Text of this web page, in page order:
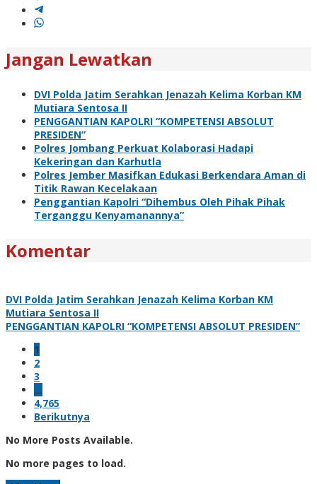
Jangan Lewatkan
DVI Polda Jatim Serahkan Jenazah Kelima Korban KM
Mutiara Sentosa II
PENGGANTIAN KAPOLRI “KOMPETENSI ABSOLUT
PRESIDEN”
Polres Jombang Perkuat Kolaborasi Hadapi
Kekeringan dan Karhutla
Polres Jember Masifkan Edukasi Berkendara Aman di
Titik Rawan Kecelakaan
Penggantian Kapolri “Dihembus Oleh Pihak Pihak
Terganggu Kenyamanannya”
Komentar
DVI Polda Jatim Serahkan Jenazah Kelima Korban KM
Mutiara Sentosa II
PENGGANTIAN KAPOLRI “KOMPETENSI ABSOLUT PRESIDEN”
1
2
3
…
4,765
Berikutnya
No More Posts Available.
No more pages to load.